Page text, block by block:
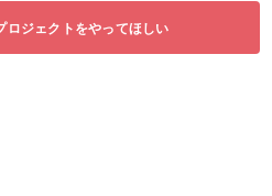
ロジェクトをやってほしい